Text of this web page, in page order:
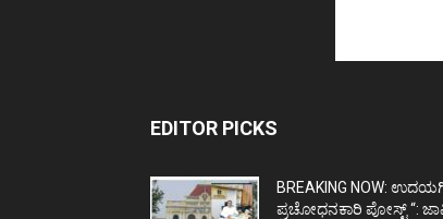
EDITOR PICKS
BREAKING NOW:
ಪ್ರಚೋಧನಕಾರಿ ಪೋಸ್ಟ್‌ “: